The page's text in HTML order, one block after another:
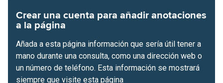
Crear una cuenta para añadir anotaciones
a la página
Añada a esta página información que sería útil tener a
mano durante una consulta, como una dirección web o
un número de teléfono. Esta información se mostrará
siempre que visite esta página